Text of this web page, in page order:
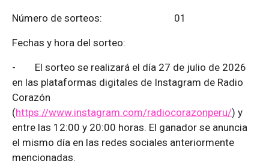
Número de sorteos: 01
Fechas y hora del sorteo:
- El sorteo se realizará el día 27 de julio de 2026
en las plataformas digitales de Instagram de Radio
Corazón
(https://www.instagram.com/radiocorazonperu/) y
entre las 12:00 y 20:00 horas. El ganador se anuncia
el mismo día en las redes sociales anteriormente
mencionadas.